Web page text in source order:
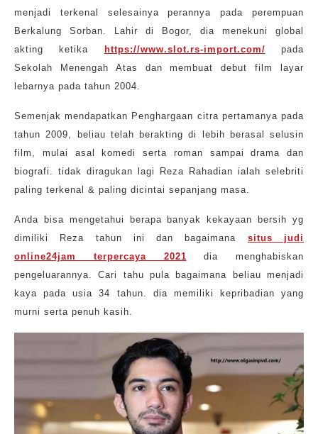
menjadi terkenal selesainya perannya pada perempuan
Berkalung Sorban. Lahir di Bogor, dia menekuni global
akting ketika
https://www.slot.rs-import.com/ pada
Sekolah Menengah Atas dan membuat debut film layar
lebarnya pada tahun 2004.
Semenjak mendapatkan Penghargaan citra pertamanya pada
tahun 2009, beliau telah berakting di lebih berasal selusin
film, mulai asal komedi serta roman sampai drama dan
biografi. tidak diragukan lagi Reza Rahadian ialah selebriti
paling terkenal & paling dicintai sepanjang masa.
Anda bisa mengetahui berapa banyak kekayaan bersih yg
dimiliki Reza tahun ini dan bagaimana situs judi
online24jam terpercaya 2021 dia menghabiskan
pengeluarannya. Cari tahu pula bagaimana beliau menjadi
kaya pada usia 34 tahun. dia memiliki kepribadian yang
murni serta penuh kasih.